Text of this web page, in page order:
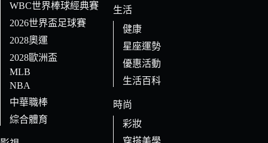
WBC世界棒球經典賽
2026世界盃足球賽
2028奧運
2028歐洲盃
MLB
NBA
中華職棒
綜合體育
生活
健康
星座運勢
優惠活動
生活百科
時尚
彩妝